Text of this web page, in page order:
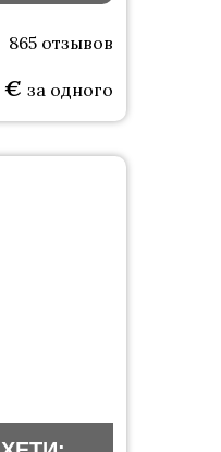
865 отзывов
€ за одного